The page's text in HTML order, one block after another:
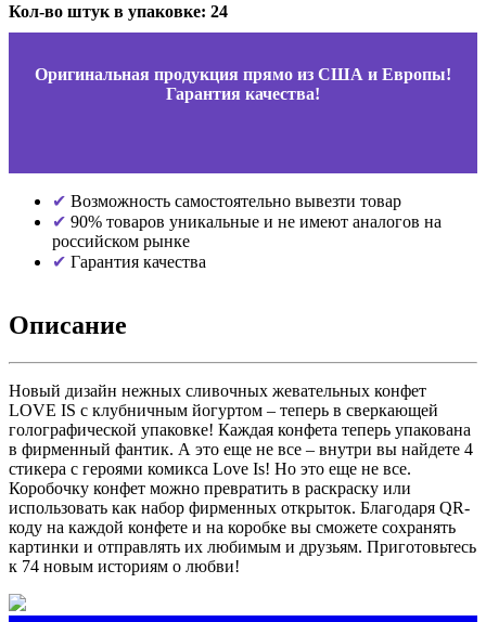
Кол-во штук в упаковке: 24
Оригинальная продукция прямо из США и Европы!
Гарантия качества!
Возможность самостоятельно вывезти товар
90% товаров уникальные и не имеют аналогов на
российском рынке
Гарантия качества
Описание
Новый дизайн нежных сливочных жевательных конфет
LOVE IS с клубничным йогуртом – теперь в сверкающей
голографической упаковке! Каждая конфета теперь упакована
в фирменный фантик. А это еще не все – внутри вы найдете 4
стикера с героями комикса Love Is! Но это еще не все.
Коробочку конфет можно превратить в раскраску или
использовать как набор фирменных открыток. Благодаря QR-
коду на каждой конфете и на коробке вы сможете сохранять
картинки и отправлять их любимым и друзьям. Приготовьтесь
к 74 новым историям о любви!